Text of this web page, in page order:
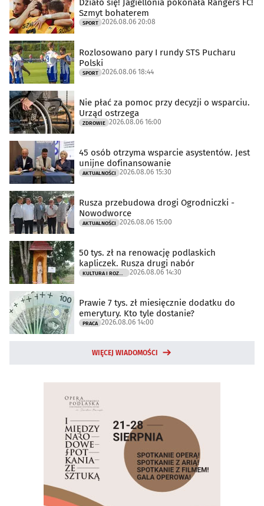
Działo się! Jagiellonia pokonała Rangers FC!
Szmyt bohaterem
SPORT 2026.08.06 20:08
Rozlosowano pary I rundy STS Pucharu
Polski
SPORT 2026.08.06 18:44
Nie płać za pomoc przy decyzji o wsparciu.
Urząd ostrzega
ZDROWIE 2026.08.06 16:00
45 osób otrzyma wsparcie asystentów. Jest
unijne dofinansowanie
AKTUALNOŚCI 2026.08.06 15:30
Rusza przebudowa drogi Ogrodniczki -
Nowodworce
AKTUALNOŚCI 2026.08.06 15:00
50 tys. zł na renowację podlaskich
kapliczek. Rusza drugi nabór
KULTURA I ROZRYWKA 2026.08.06 14:30
Prawie 7 tys. zł miesięcznie dodatku do
emerytury. Kto tyle dostanie?
PRACA 2026.08.06 14:00
WIĘCEJ WIADOMOŚCI